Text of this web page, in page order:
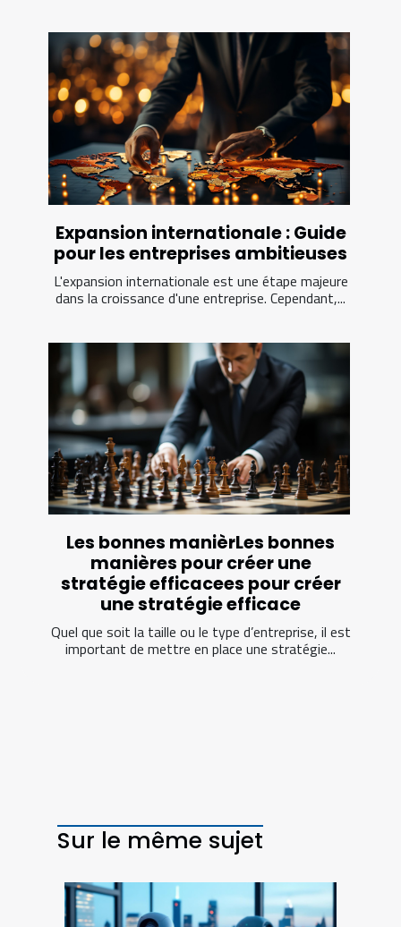
Expansion internationale : Guide
pour les entreprises ambitieuses
L'expansion internationale est une étape majeure
dans la croissance d'une entreprise. Cependant,...
Les bonnes manièrLes bonnes
manières pour créer une
stratégie efficacees pour créer
une stratégie efficace
Quel que soit la taille ou le type d’entreprise, il est
important de mettre en place une stratégie...
Sur le même sujet